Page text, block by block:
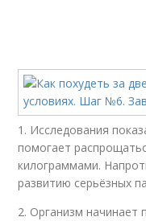
1. Исследования
помогает
килограммами.
развитию серьёзных
2. Организм начинает